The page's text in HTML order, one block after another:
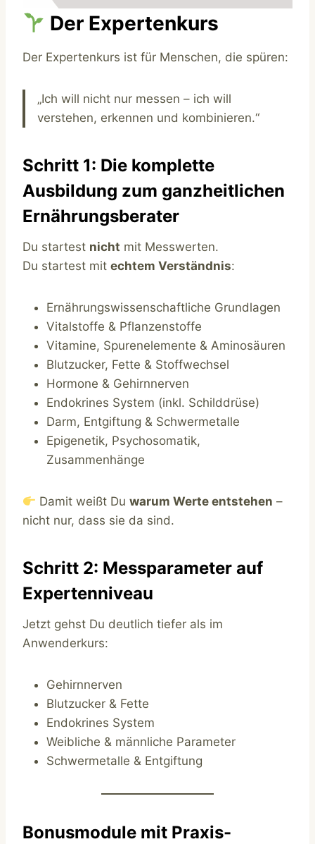
Der Expertenkurs
Der Expertenkurs ist für Menschen, die spüren:
„Ich will nicht nur messen – ich will
verstehen, erkennen und kombinieren.“
Schritt 1: Die komplette
Ausbildung zum ganzheitlichen
Ernährungsberater
Du startest nicht mit Messwerten.
Du startest mit echtem Verständnis:
Ernährungswissenschaftliche Grundlagen
Vitalstoffe & Pflanzenstoffe
Vitamine, Spurenelemente & Aminosäuren
Blutzucker, Fette & Stoffwechsel
Hormone & Gehirnnerven
Endokrines System (inkl. Schilddrüse)
Darm, Entgiftung & Schwermetalle
Epigenetik, Psychosomatik,
Zusammenhänge
Damit weißt Duwarum Werte entstehen –
nicht nur, dass sie da sind.
Schritt 2: Messparameter auf
Expertenniveau
Jetzt gehst Du deutlich tiefer als im
Anwenderkurs:
Gehirnnerven
Blutzucker & Fette
Endokrines System
Weibliche & männliche Parameter
Schwermetalle & Entgiftung
Bonusmodule mit Praxis-